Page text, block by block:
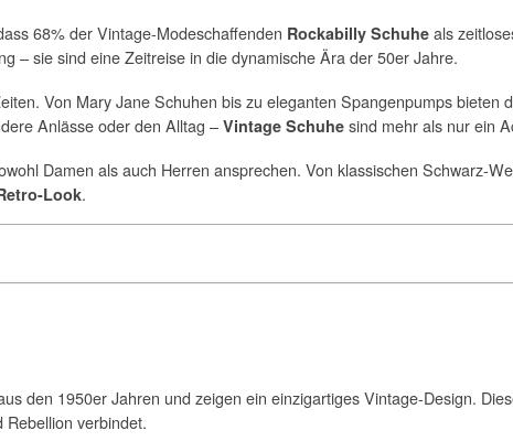
68% der Vintage-Modeschaffenden Rockabilly Schuhe als
– sie sind eine Zeitreise in die dynamische Ära der 50er Jahre.
Von Mary Jane Schuhen bis zu eleganten Spangenpumps bieten
Anlässe oder den Alltag – Vintage Schuhe sind mehr als nur ein
Damen als auch Herren ansprechen. Von klassischen Schwarz-
Look.
den 1950er Jahren und zeigen ein einzigartiges Vintage-Design.
Rebellion verbindet.